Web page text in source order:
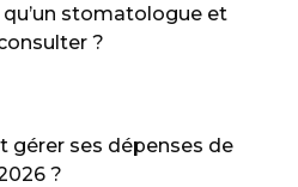
qu’un stomatologue et
?
gérer ses dépenses de
?